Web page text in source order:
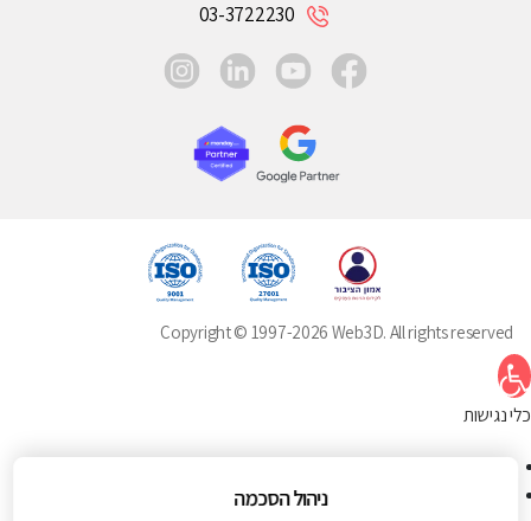
03-3722230
facebook
youtube
linkedin
Copyright © 1997-2026 Web3D. All rights reserved
פתח סרגל נגישות
כלי נגישות
הגדל טקסט
ניהול הסכמה